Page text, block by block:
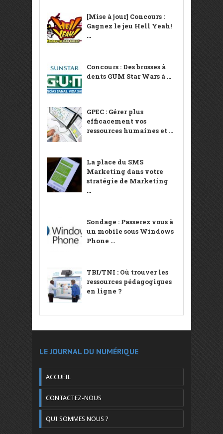
[Mise à jour] Concours :
Gagnez le jeu Hell Yeah!
...
Concours : Des brosses à
dents GUM Star Wars à ...
GPEC : Gérer plus
efficacement vos
ressources humaines et ...
La place du SMS
Marketing dans votre
stratégie de Marketing
...
Sondage : Passerez vous à
un mobile sous Windows
Phone ...
TBI/TNI : Où trouver les
ressources pédagogiques
en ligne ?
LE JOURNAL DU NUMÉRIQUE
ACCUEIL
CONTACTEZ-NOUS
QUI SOMMES NOUS ?